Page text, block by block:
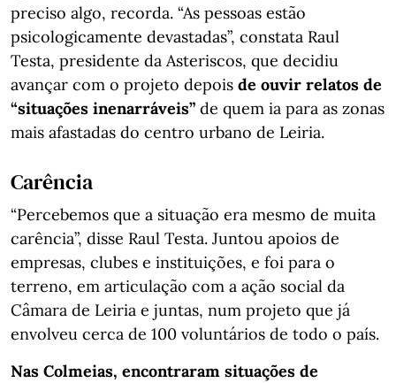
preciso algo, recorda. “As pessoas estão
psicologicamente devastadas”, constata Raul
Testa, presidente da Asteriscos, que decidiu
avançar com o projeto depois de ouvir relatos de
“situações inenarráveis” de quem ia para as zonas
mais afastadas do centro urbano de Leiria.
Carência
“Percebemos que a situação era mesmo de muita
carência”, disse Raul Testa. Juntou apoios de
empresas, clubes e instituições, e foi para o
terreno, em articulação com a ação social da
Câmara de Leiria e juntas, num projeto que já
envolveu cerca de 100 voluntários de todo o país.
Nas Colmeias, encontraram situações de